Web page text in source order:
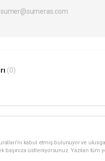
sumer@sumeras.com
(0)
kabul etmiş bulunuyor ve
başınıza üstleniyorsunuz. Yazılan